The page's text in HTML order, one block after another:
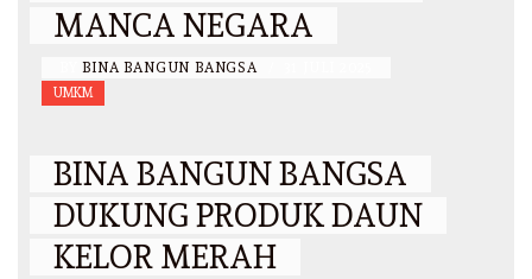
MANCA NEGARA
BINA BANGUN BANGSA
UMKM
BINA BANGUN BANGSA
DUKUNG PRODUK DAUN
KELOR MERAH